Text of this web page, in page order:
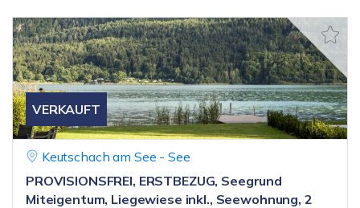
VERKAUFT
Keutschach am See - See
PROVISIONSFREI, ERSTBEZUG, Seegrund
Miteigentum, Liegewiese inkl., Seewohnung, 2